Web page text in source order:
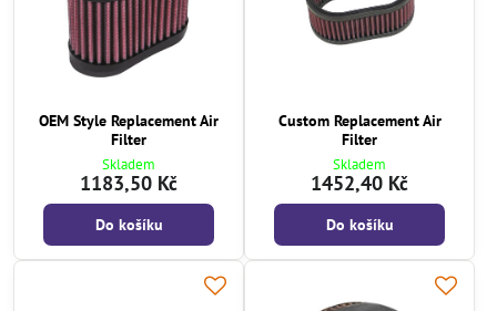
OEM Style Replacement Air
Filter
Skladem
1183,50 Kč
Do košíku
Custom Replacement Air
Filter
Skladem
1452,40 Kč
Do košíku